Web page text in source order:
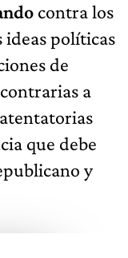
contra los
políticas
de
a
que debe
y